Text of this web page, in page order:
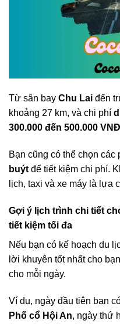
Từ sân bay Chu Lai đến
khoảng 27 km, và chi phí
300.000 đến 500.000 VNĐ
Bạn cũng có thể chọn
buýt để tiết kiệm chi phí.
lịch, taxi và xe máy là lựa
Gợi ý lịch trình chi tiết
tiết kiệm tối đa
Nếu bạn có kế hoạch du
lời khuyên tốt nhất cho
cho mỗi ngày.
Ví dụ, ngày đầu tiên bạn
Phố cổ Hội An, ngày thứ